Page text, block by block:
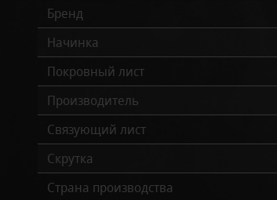
Бренд
Начинка
Покровный лист
Производитель
Связующий лист
Скрутка
Страна производства